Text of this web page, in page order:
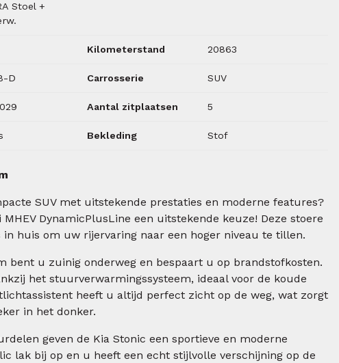
Stoel +
Kilometerstand 20863
D Carrosserie SUV
Aantal zitplaatsen 5
Bekleding Stof
SUV met uitstekende prestaties en moderne features?
MHEV DynamicPlusLine een uitstekende keuze! Deze stoere
in huis om uw rijervaring naar een hoger niveau te tillen.
bent u zuinig onderweg en bespaart u op brandstofkosten.
het stuurverwarmingssysteem, ideaal voor de koude
heeft u altijd perfect zicht op de weg, wat zorgt
in het donker.
geven de Kia Stonic een sportieve en moderne
lak bij op en u heeft een echt stijlvolle verschijning op de